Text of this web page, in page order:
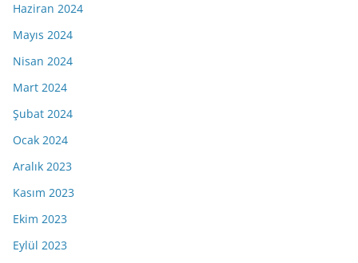
Haziran 2024
Mayıs 2024
Nisan 2024
Mart 2024
Şubat 2024
Ocak 2024
Aralık 2023
Kasım 2023
Ekim 2023
Eylül 2023